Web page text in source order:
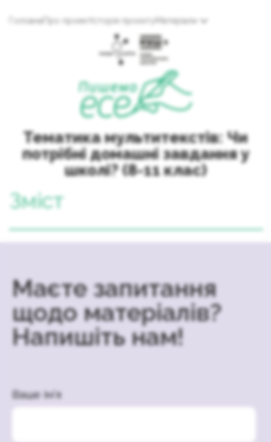
Головна Про проект Історія проєкту Матеріали
Тематика мультитекстів: Чи
потрібні домашні завдання у
школі? (8-11 клас)
Зміст
Маєте запитання
щодо матеріалів?
Напишіть нам!
Ваше ім’я